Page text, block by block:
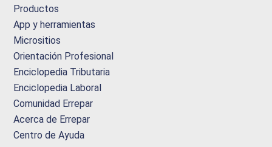
Productos
App y herramientas
Micrositios
Orientación Profesional
Enciclopedia Tributaria
Enciclopedia Laboral
Comunidad Errepar
Acerca de Errepar
Centro de Ayuda